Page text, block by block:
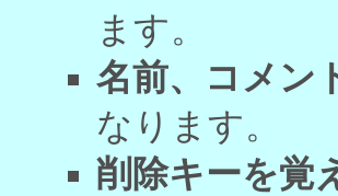
ます。
名前、コメン
なります。
削除キーを覚